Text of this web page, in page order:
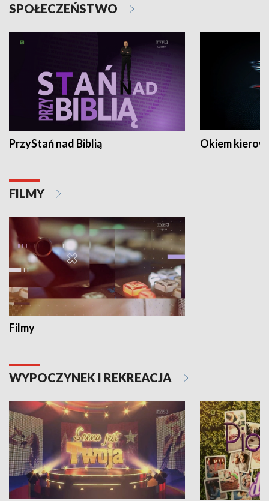
SPOŁECZEŃSTWO
PrzyStań nad Biblią Okiem
FILMY
Filmy
WYPOCZYNEK I REKREACJA